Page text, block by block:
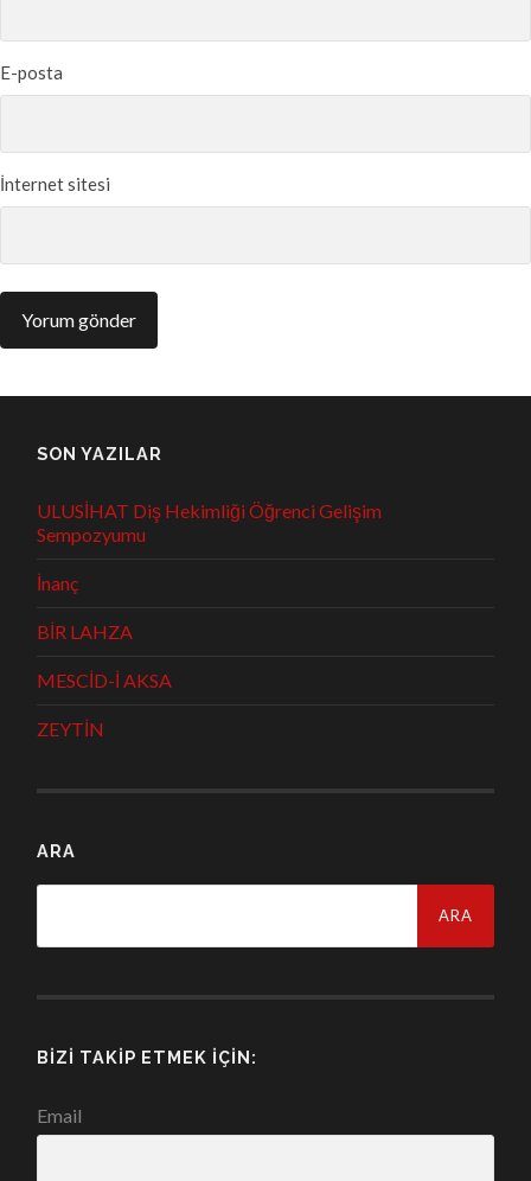
E-posta
İnternet sitesi
SON YAZILAR
ULUSİHAT Diş Hekimliği Öğrenci Gelişim
Sempozyumu
İnanç
BİR LAHZA
MESCİD-İ AKSA
ZEYTİN
ARA
BIZI TAKIP ETMEK İÇIN:
Email